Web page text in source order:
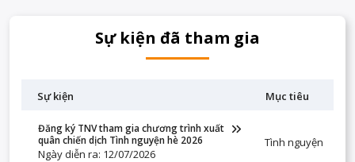
Sự kiện đã tham gia
Sự kiện Mục tiêu
Đăng ký TNV tham gia chương trình xuất
quân chiến dịch Tình nguyện hè 2026
Ngày diễn ra: 12/07/2026
Tình nguyện